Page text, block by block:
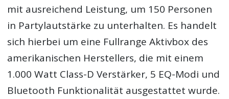
mit ausreichend Leistung, um 150 Personen
in Partylautstärke zu unterhalten. Es handelt
sich hierbei um eine Fullrange Aktivbox des
amerikanischen Herstellers, die mit einem
1.000 Watt Class-D Verstärker, 5 EQ-Modi und
Bluetooth Funktionalität ausgestattet wurde.